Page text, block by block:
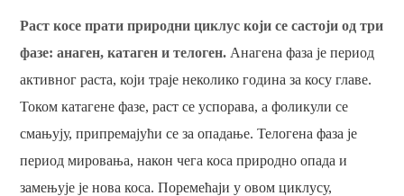
Раст косе прати природни циклус који се састоји од три
фазе: анаген, катаген и телоген. Анагена фаза је период
активног раста, који траје неколико година за косу главе.
Током катагене фазе, раст се успорава, а фоликули се
смањују, припремајући се за опадање. Телогена фаза је
период мировања, након чега коса природно опада и
замењује је нова коса. Поремећаји у овом циклусу,